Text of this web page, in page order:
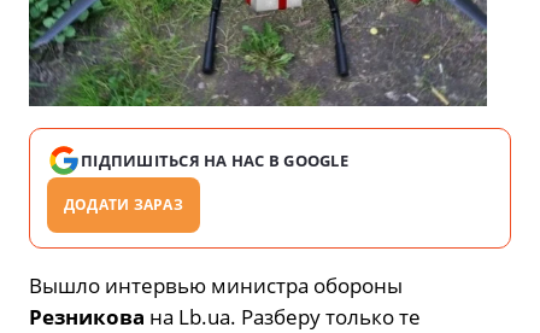
ПІДПИШІТЬСЯ НА НАС В GOOGLE
ДОДАТИ ЗАРАЗ
Вышло интервью министра обороны
Резникова на Lb.ua. Разберу только те